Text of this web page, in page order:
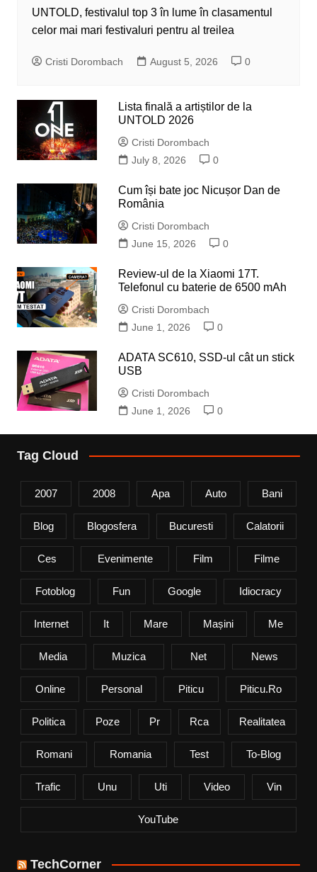
UNTOLD, festivalul top 3 în lume în clasamentul
celor mai mari festivaluri pentru al treilea
Cristi Dorombach August 5, 2026 0
Lista finală a artiștilor de la
UNTOLD 2026
Cristi Dorombach
July 8, 2026
0
Cum își bate joc Nicușor Dan de
România
Cristi Dorombach
June 15, 2026
0
Review-ul de la Xiaomi 17T.
Telefonul cu baterie de 6500 mAh
Cristi Dorombach
June 1, 2026
0
ADATA SC610, SSD-ul cât un stick
USB
Cristi Dorombach
June 1, 2026
0
Tag Cloud
2007 2008 Apa Auto Bani
Blog Blogosfera Bucuresti Calatorii
Ces Evenimente Film Filme
Fotoblog Fun Google Idiocracy
Internet It Mare Mașini Me
Media Muzica Net News
Online Personal Piticu Piticu.ro
Politica Poze Pr Rca Realitatea
Romani Romania Test To-Blog
Trafic Unu Uti Video Vin
YouTube
TechCorner